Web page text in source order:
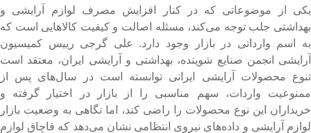
از موضوعاتی که در کنار افزایش مصرف لوازم آرایشی و
جلب توجه می‌کند، مسئله اصالت و کیفیت کالا‌هایی است که
اسم وارداتی در بازار وجود دارد. علی گرجی رییس کمیسیون
انجمن صنایع شوینده، بهداشتی و آرایشی ایران، معتقد است
محصولات آرایشی ایرانی توانسته است در سال‌های پس از
واردات، سهم مناسبی را از بازار در اختیار گرفته و
این نوع محصولات را راضی کند، اما نگاهی به وضعیت بازار
آرایشی و داده‌های نیروی انتظامی نشان می‌دهد که قاچاق لوازم